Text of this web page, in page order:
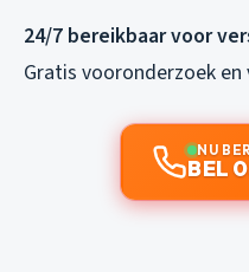
24/7 bereikbaar voor
Gratis vooronderzoek
NU
BEL